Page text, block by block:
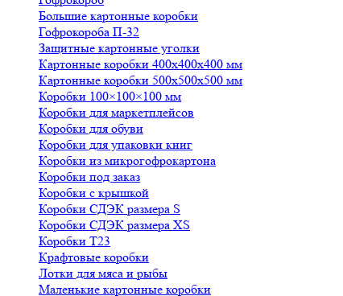
Большие картонные коробки
Гофрокороба П-32
Защитные картонные уголки
Картонные коробки 400х400х400 мм
Картонные коробки 500х500х500 мм
Коробки 100×100×100 мм
Коробки для маркетплейсов
Коробки для обуви
Коробки для упаковки книг
Коробки из микрогофрокартона
Коробки под заказ
Коробки с крышкой
Коробки СДЭК размера S
Коробки СДЭК размера XS
Коробки Т23
Крафтовые коробки
Лотки для мяса и рыбы
Маленькие картонные коробки